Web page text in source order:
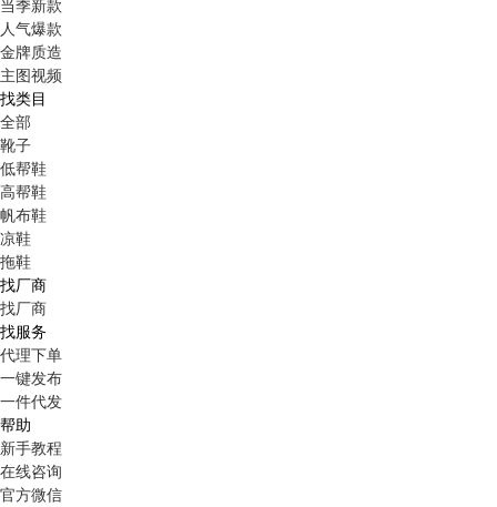
当季新款
人气爆款
金牌质造
主图视频
找类目
全部
靴子
低帮鞋
高帮鞋
帆布鞋
凉鞋
拖鞋
找厂商
找厂商
找服务
代理下单
一键发布
一件代发
帮助
新手教程
在线咨询
官方微信